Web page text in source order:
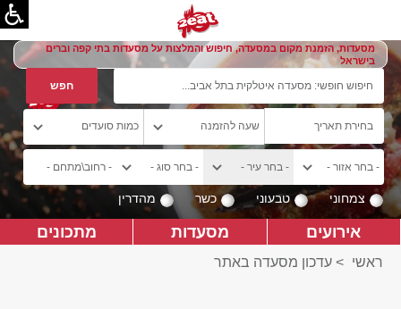
מסעדות, הזמנת מקום במסעדה, חיפוש והמלצות על מסעדות בתי קפה וברים
בישראל
צמחוני טבעוני כשר מהדרין
אירועים מסעדות מתכונים
ראשי > עדכון מסעדה באתר